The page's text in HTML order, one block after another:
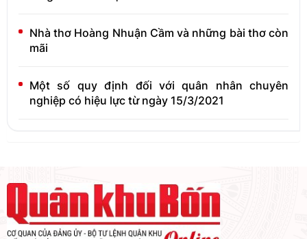
Nhà thơ Hoàng Nhuận Cầm và những bài thơ còn
mãi
Một số quy định đối với quân nhân chuyên
nghiệp có hiệu lực từ ngày 15/3/2021